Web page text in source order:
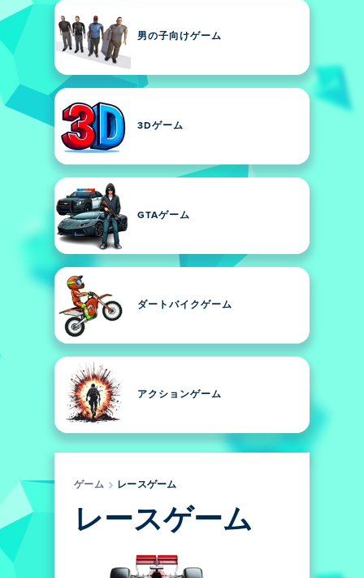
男の子向けゲーム
3Dゲーム
GTAゲーム
ダートバイクゲーム
アクションゲーム
ゲーム レースゲーム
レースゲーム